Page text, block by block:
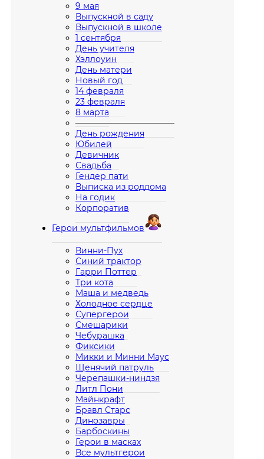
9 мая
Выпускной в саду
Выпускной в школе
1 сентября
День учителя
Хэллоуин
День матери
Новый год
14 февраля
23 февраля
8 марта
————————————
День рождения
Юбилей
Девичник
Свадьба
Гендер пати
Выписка из роддома
На годик
Корпоратив
Герои мультфильмов
Винни-Пух
Синий трактор
Гарри Поттер
Три кота
Маша и медведь
Холодное сердце
Супергерои
Смешарики
Чебурашка
Фиксики
Микки и Минни Маус
Щенячий патруль
Черепашки-ниндзя
Литл Пони
Майнкрафт
Бравл Старс
Динозавры
Барбоскины
Герои в масках
Все мультгерои